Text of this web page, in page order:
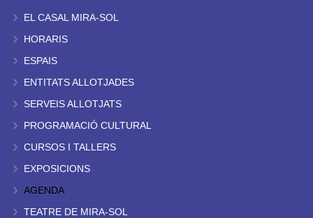
EL CASAL MIRA-SOL
HORARIS
ESPAIS
ENTITATS ALLOTJADES
SERVEIS ALLOTJATS
PROGRAMACIÓ CULTURAL
CURSOS I TALLERS
EXPOSICIONS
AGENDA
TEATRE DE MIRA-SOL